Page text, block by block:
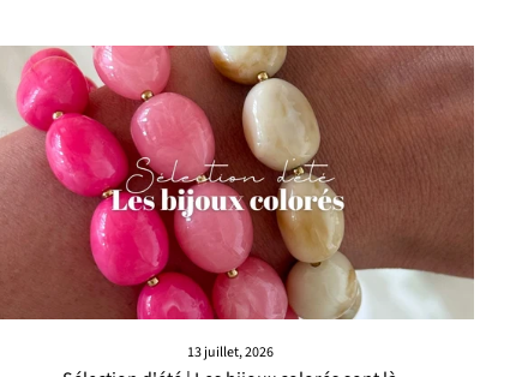
13 juillet, 2026